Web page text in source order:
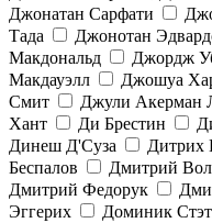
Джонатан Сарфати
Тада
Джонотан
Макдональд
Джордж
Макдауэлл
Джошуа
Смит
Джули Акерман
Хант
Ди Брестин
Динеш Д'Суза
Дитрих
Беспалов
Дмитрий
Дмитрий Федорук
Эггерих
Доминик